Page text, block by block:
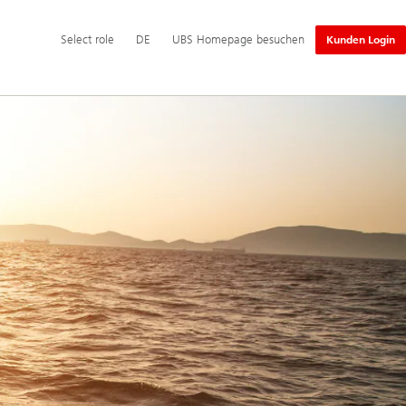
Hauptnavigation
Select
role
Select role DE UBS Homepage besuchen Kunden Login